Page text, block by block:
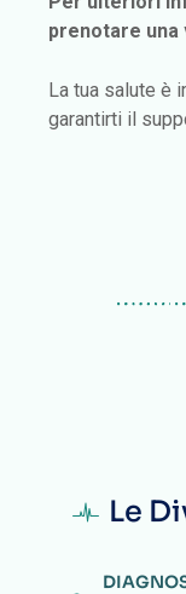
prenotare una
La tua salute è
garantirti il
Le